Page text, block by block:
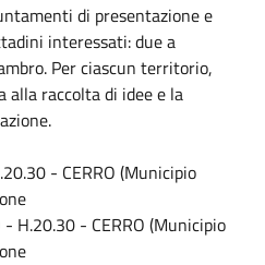
di presentazione e
interessati: due a
Per ciascun territorio,
alla raccolta di idee e la
- CERRO (Municipio
- H.20.30 - CERRO (Municipio